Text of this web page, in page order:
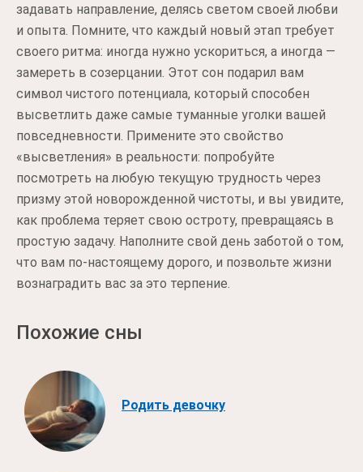
задавать направление, делясь светом своей любви
и опыта. Помните, что каждый новый этап требует
своего ритма: иногда нужно ускориться, а иногда —
замереть в созерцании. Этот сон подарил вам
символ чистого потенциала, который способен
высветлить даже самые туманные уголки вашей
повседневности. Примените это свойство
«высветления» в реальности: попробуйте
посмотреть на любую текущую трудность через
призму этой новорожденной чистоты, и вы увидите,
как проблема теряет свою остроту, превращаясь в
простую задачу. Наполните свой день заботой о том,
что вам по-настоящему дорого, и позвольте жизни
вознаградить вас за это терпение.
Похожие сны
Родить девочку